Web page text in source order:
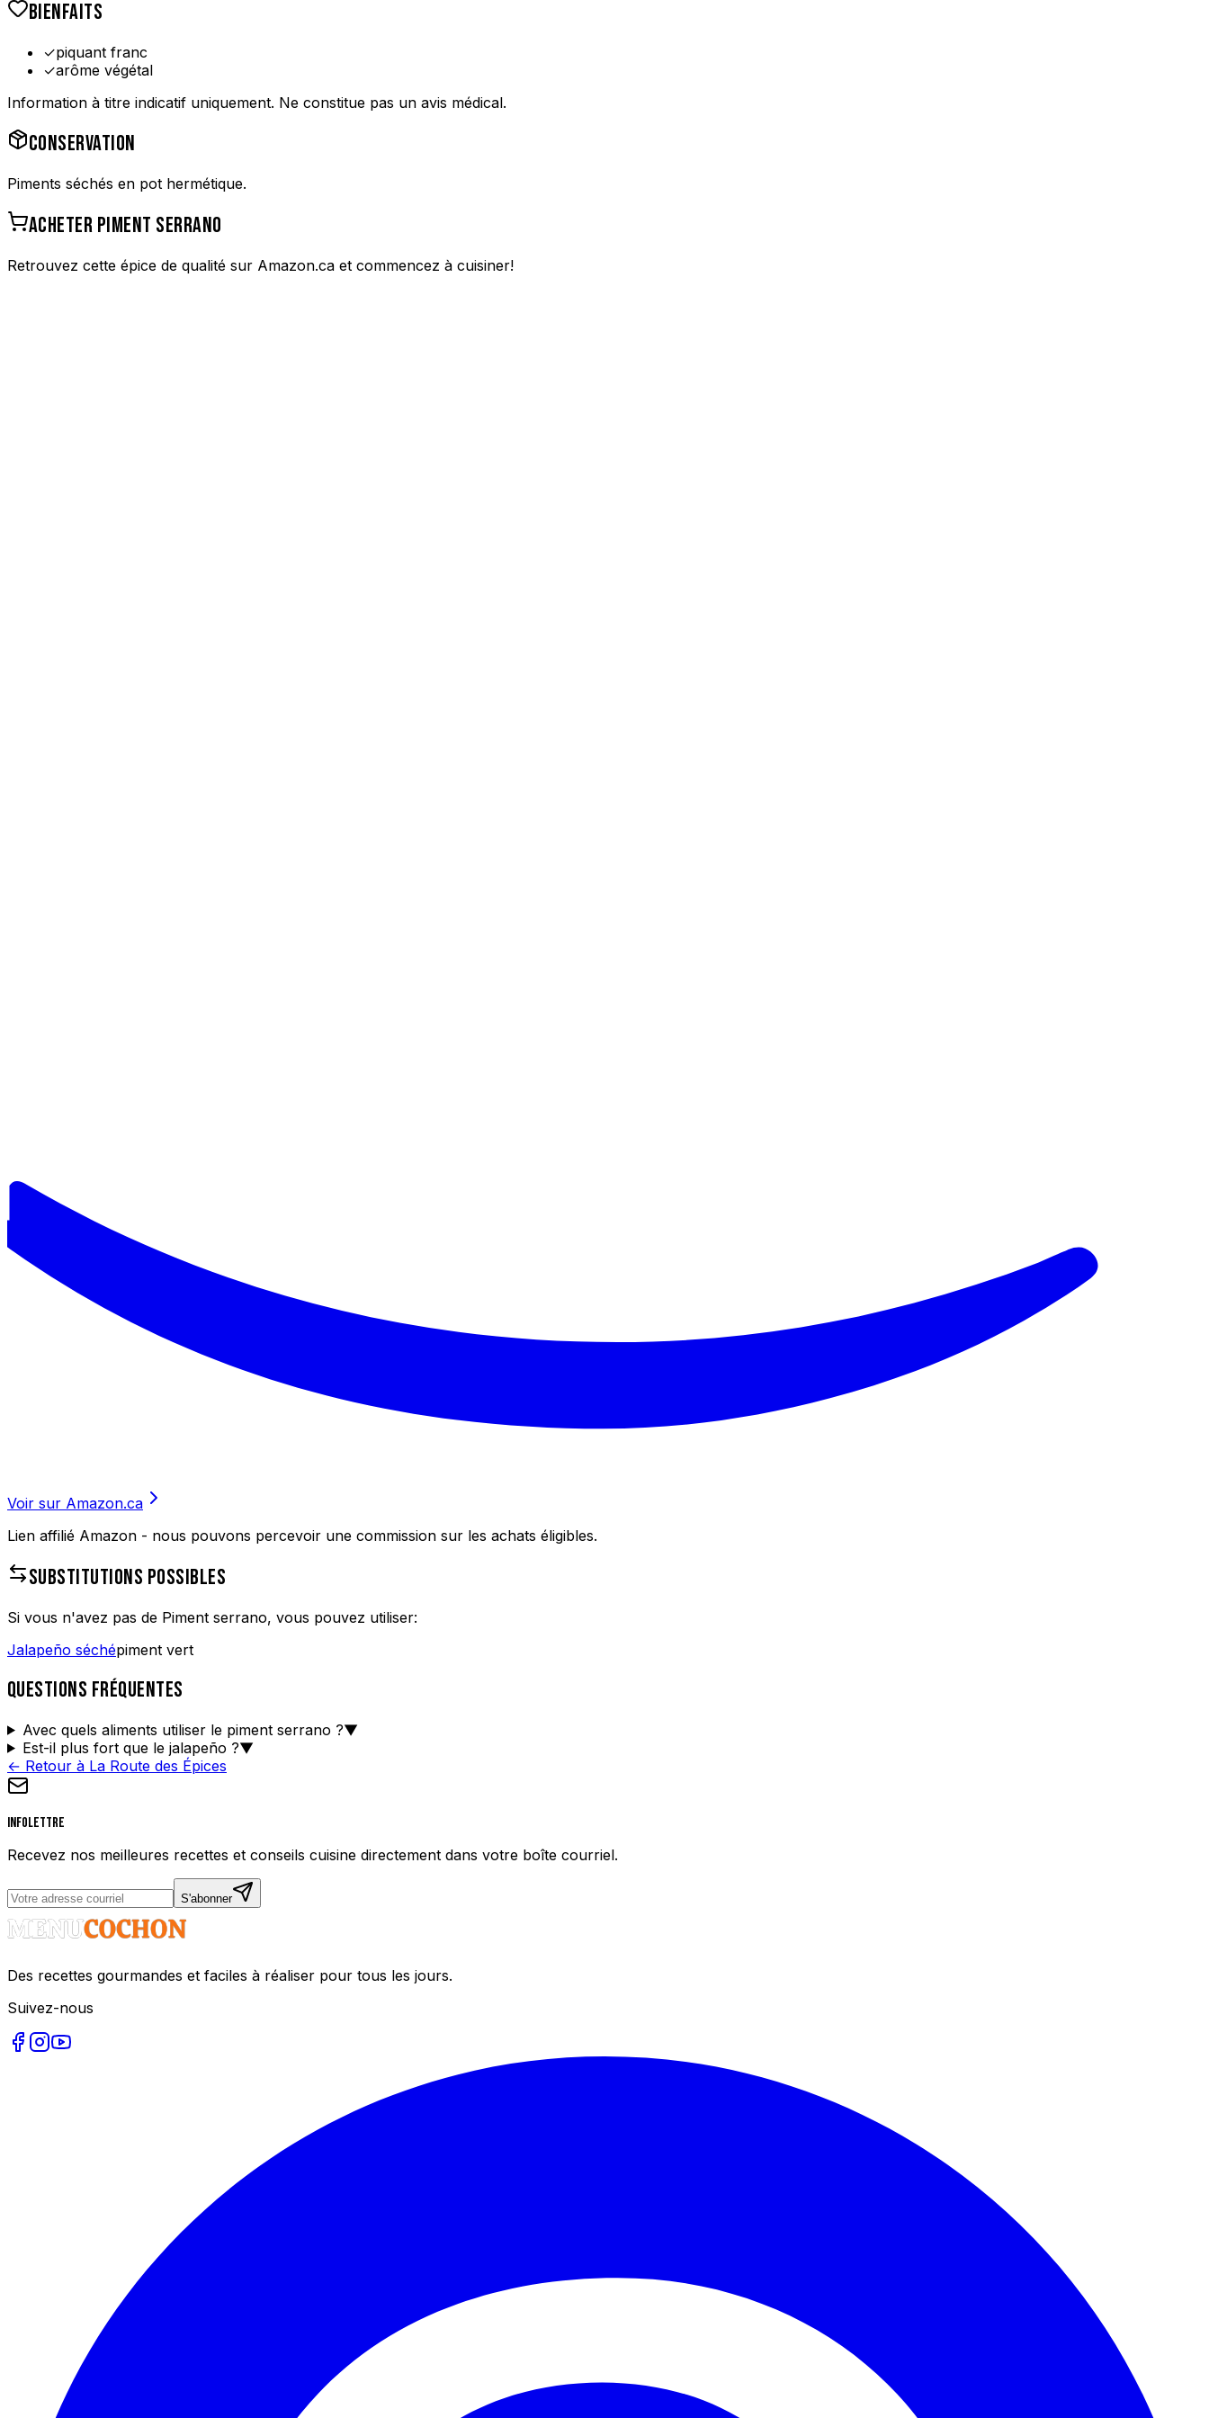
BIENFAITS
✓piquant franc
✓arôme végétal
Information à titre indicatif uniquement. Ne constitue pas un avis médical.
CONSERVATION
Piments séchés en pot hermétique.
ACHETER PIMENT SERRANO
Retrouvez cette épice de qualité sur Amazon.ca et commencez à cuisiner!
Voir sur Amazon.ca
Lien affilié Amazon - nous pouvons percevoir une commission sur les achats éligibles.
SUBSTITUTIONS POSSIBLES
Si vous n'avez pas de Piment serrano, vous pouvez utiliser:
Jalapeño séchépiment vert
QUESTIONS FRÉQUENTES
Avec quels aliments utiliser le piment serrano ?▼
Est-il plus fort que le jalapeño ?▼
← Retour à La Route des Épices
Infolettre
Recevez nos meilleures recettes et conseils cuisine directement dans votre boîte courriel.
S'abonner
Des recettes gourmandes et faciles à réaliser pour tous les jours.
Suivez-nous